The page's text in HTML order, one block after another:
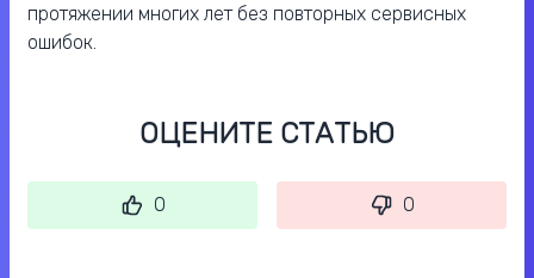
протяжении многих лет без повторных сервисных
ошибок.
ОЦЕНИТЕ СТАТЬЮ
0 0